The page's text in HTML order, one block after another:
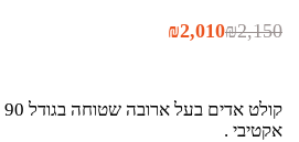
₪2,150 המחיר
₪2,150.
₪2,010
אקטיבי .